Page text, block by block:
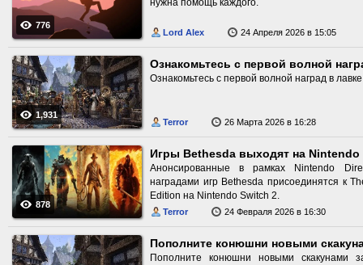
776
нужна помощь каждого.
Lord Alex 24 Апреля 2026 в 15:05
1,931
Ознакомьтесь с первой волной наград в
Terror 26 Марта 2026 в 16:28
878
Игры Bethesda выходят на Nintendo
Анонсированные в рамках Nintendo
наградами игр Bethesda присоединятся к
Edition на Nintendo Switch 2.
Terror 24 Февраля 2026 в 16:30
Пополните конюшни новыми
Пополните конюшни новыми скакунами